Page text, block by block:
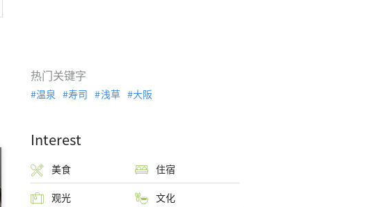
热门关键字
温泉 寿司 浅草 大阪
Interest
美食 住宿
观光 文化